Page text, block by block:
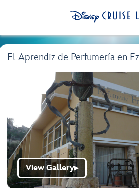
El Aprendiz de Perfumería en
View Gallery▶